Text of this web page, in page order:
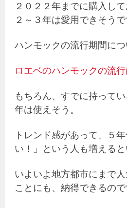
２０２２年までに購入し
２～３年は愛用できそうで
ハンモックの流行期間に
ロエベのハンモックの流
もちろん、すでに持って
年は使えそう。
トレンド感があって、５
い！」という人も増えると
いよいよ地方都市にまで
ことにも、納得できるので